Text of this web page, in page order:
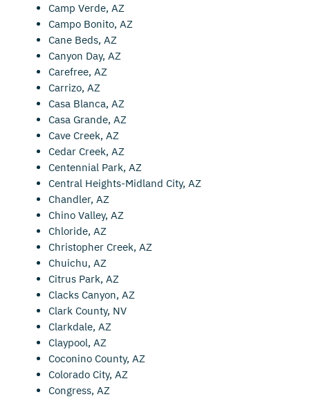
Camp Verde, AZ
Campo Bonito, AZ
Cane Beds, AZ
Canyon Day, AZ
Carefree, AZ
Carrizo, AZ
Casa Blanca, AZ
Casa Grande, AZ
Cave Creek, AZ
Cedar Creek, AZ
Centennial Park, AZ
Central Heights-Midland City, AZ
Chandler, AZ
Chino Valley, AZ
Chloride, AZ
Christopher Creek, AZ
Chuichu, AZ
Citrus Park, AZ
Clacks Canyon, AZ
Clark County, NV
Clarkdale, AZ
Claypool, AZ
Coconino County, AZ
Colorado City, AZ
Congress, AZ